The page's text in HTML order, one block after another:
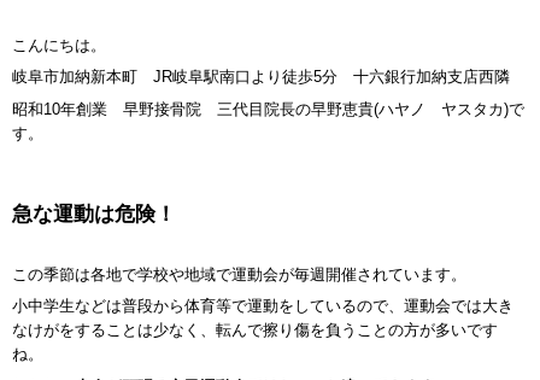
こんにちは。
岐阜市加納新本町 JR岐阜駅南口より徒歩5分 十六銀行加納支店西隣
昭和10年創業 早野接骨院 三代目院長の早野恵貴(ハヤノ ヤスタカ)で
す。
急な運動は危険！
この季節は各地で学校や地域で運動会が毎週開催されています。
小中学生などは普段から体育等で運動をしているので、運動会では大き
なけがをすることは少なく、転んで擦り傷を負うことの方が多いです
ね。